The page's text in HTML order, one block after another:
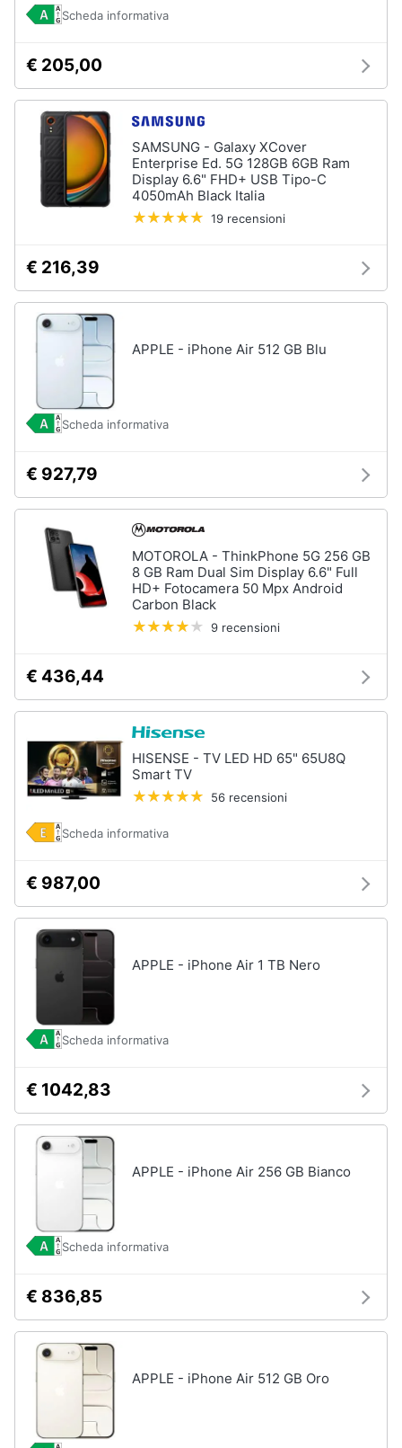
Scheda informativa
€ 205,00
SAMSUNG - Galaxy XCover
Enterprise Ed. 5G 128GB 6GB Ram
Display 6.6" FHD+ USB Tipo-C
4050mAh Black Italia
19 recensioni
€ 216,39
APPLE - iPhone Air 512 GB Blu
Scheda informativa
€ 927,79
MOTOROLA - ThinkPhone 5G 256 GB
8 GB Ram Dual Sim Display 6.6" Full
HD+ Fotocamera 50 Mpx Android
Carbon Black
9 recensioni
€ 436,44
HISENSE - TV LED HD 65" 65U8Q
Smart TV
56 recensioni
Scheda informativa
€ 987,00
APPLE - iPhone Air 1 TB Nero
Scheda informativa
€ 1042,83
APPLE - iPhone Air 256 GB Bianco
Scheda informativa
€ 836,85
APPLE - iPhone Air 512 GB Oro